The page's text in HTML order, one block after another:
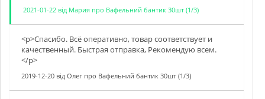
2021-01-22 від Мария про Вафельний бантик 30шт (1/3)
<p>Спасибо. Всё оперативно, товар соответствует и
качественный. Быстрая отправка, Рекомендую всем.
</p>
2019-12-20 від Олег про Вафельний бантик 30шт (1/3)